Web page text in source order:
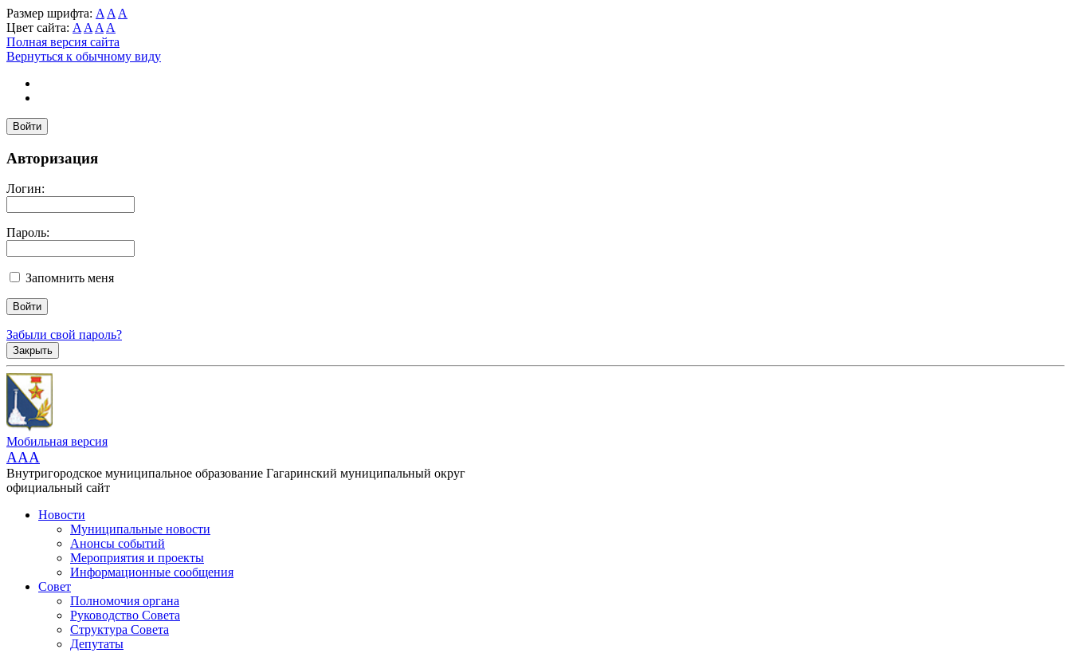
Размер шрифта: A A A
Цвет сайта: A A A A
Полная версия сайта
Вернуться к обычному виду
Войти
Авторизация
Логин:
Пароль:
Запомнить меня
Забыли свой пароль?
Закрыть
Мобильная версия
AAA
Внутригородское муниципальное образование Гагаринский муниципальный округ
официальный сайт
Новости
Муниципальные новости
Анонсы событий
Мероприятия и проекты
Информационные сообщения
Совет
Полномочия органа
Руководство Совета
Структура Совета
Депутаты